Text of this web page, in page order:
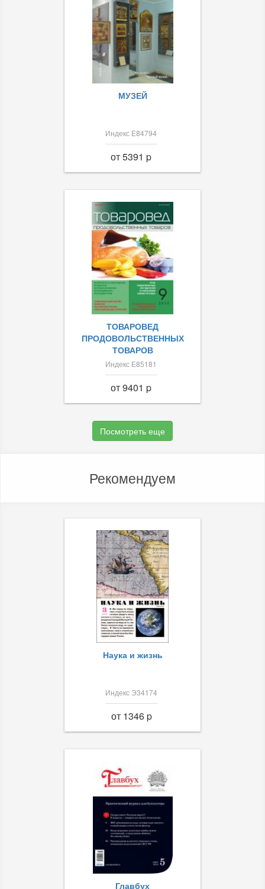
МУЗЕЙ
Индекс Е84794
от 5391 p
ТОВАРОВЕД
ПРОДОВОЛЬСТВЕННЫХ
ТОВАРОВ
Индекс Е85181
от 9401 p
Посмотреть еще
Рекомендуем
Наука и жизнь
Индекс Э34174
от 1346 p
Главбух